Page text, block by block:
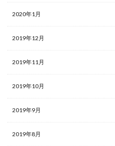
2020年1月
2019年12月
2019年11月
2019年10月
2019年9月
2019年8月